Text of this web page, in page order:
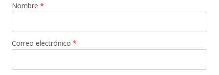
Nombre *
Correo electrónico *